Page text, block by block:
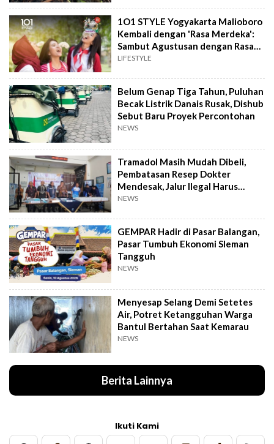
1O1 STYLE Yogyakarta Malioboro
Kembali dengan 'Rasa Merdeka':
Sambut Agustusan dengan Rasa
dan Tawa
LIFESTYLE
Belum Genap Tiga Tahun, Puluhan
Becak Listrik Danais Rusak, Dishub
Sebut Baru Proyek Percontohan
NEWS
Tramadol Masih Mudah Dibeli,
Pembatasan Resep Dokter
Mendesak, Jalur Ilegal Harus
Distop
NEWS
GEMPAR Hadir di Pasar Balangan,
Pasar Tumbuh Ekonomi Sleman
Tangguh
NEWS
Menyesap Selang Demi Setetes
Air, Potret Ketangguhan Warga
Bantul Bertahan Saat Kemarau
NEWS
Berita Lainnya
Ikuti Kami